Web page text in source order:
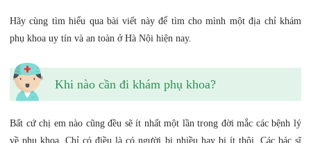
Hãy cùng tìm hiểu qua bài viết này để tìm cho mình một địa chỉ khám
phụ khoa uy tín và an toàn ở Hà Nội hiện nay.
Khi nào cần đi khám phụ khoa?
Bất cứ chị em nào cũng đều sẽ ít nhất một lần trong đời mắc các bệnh lý
về phụ khoa. Chỉ có điều là có người bị nhiều hay bị ít thôi. Các bác sĩ